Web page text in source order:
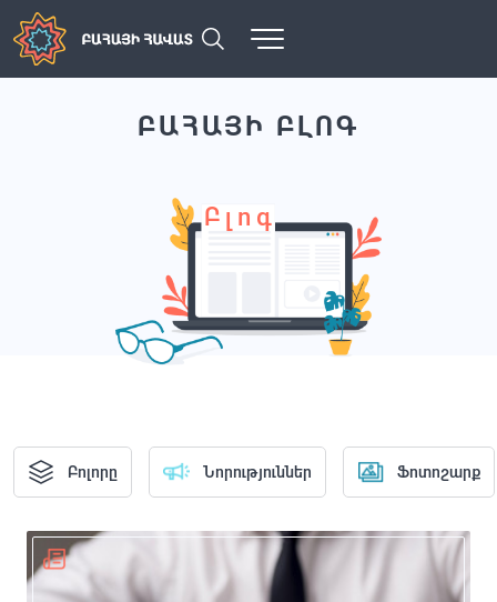
ԲԱՀԱՅԻ ԲԼՈԳ
Բլոգ
Բոլորը Նորություններ Ֆոտոշարք